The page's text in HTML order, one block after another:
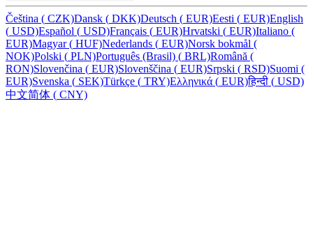
Čeština ( CZK)Dansk ( DKK)Deutsch ( EUR)Eesti ( EUR)English
( USD)Español ( USD)Français ( EUR)Hrvatski ( EUR)Italiano (
EUR)Magyar( HUF)Nederlands ( EUR)Norsk bokmål (
NOK)Polski ( PLN)Português (Brasil) ( BRL)Română (
RON)Slovenčina ( EUR)Slovenščina ( EUR)Srpski ( RSD)Suomi (
EUR)Svenska ( SEK)Türkçe ( TRY)Ελληνικά ( EUR)हिन्दी ( USD)
中文简体 ( CNY)